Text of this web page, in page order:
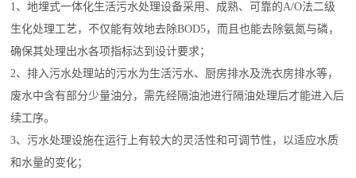
1、地埋式一体化生活污水处理设备采用、成熟、可靠的A/O法二级
生化处理工艺，不仅能有效地去除BOD5，而且也能去除氨氮与磷，
确保其处理出水各项指标达到设计要求；
2、排入污水处理站的污水为生活污水、厨房排水及洗衣房排水等，
废水中含有部分少量油分，需先经隔油池进行隔油处理后才能进入后
续工序。
3、污水处理设施在运行上有较大的灵活性和可调节性，以适应水质
和水量的变化；